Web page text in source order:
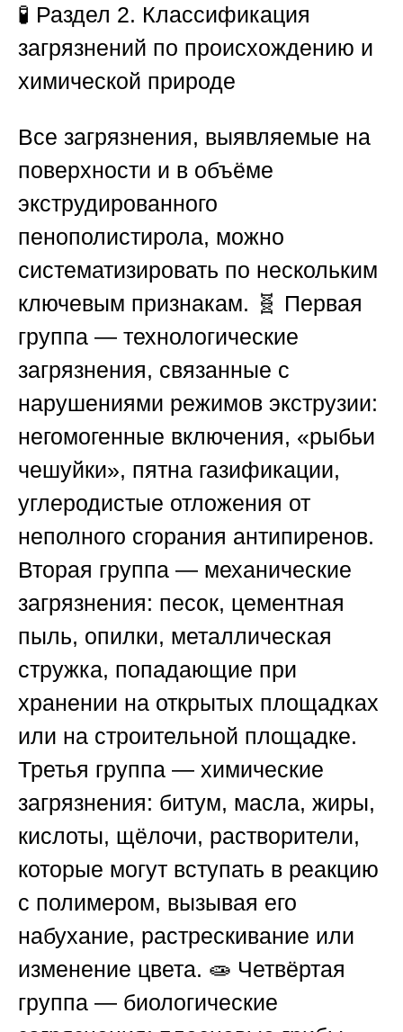
🧪 Раздел 2. Классификация
загрязнений по происхождению и
химической природе
Все загрязнения, выявляемые на
поверхности и в объёме
экструдированного
пенополистирола, можно
систематизировать по нескольким
ключевым признакам. 🧬 Первая
группа — технологические
загрязнения, связанные с
нарушениями режимов экструзии:
негомогенные включения, «рыбьи
чешуйки», пятна газификации,
углеродистые отложения от
неполного сгорания антипиренов.
Вторая группа — механические
загрязнения: песок, цементная
пыль, опилки, металлическая
стружка, попадающие при
хранении на открытых площадках
или на строительной площадке.
Третья группа — химические
загрязнения: битум, масла, жиры,
кислоты, щёлочи, растворители,
которые могут вступать в реакцию
с полимером, вызывая его
набухание, растрескивание или
изменение цвета. 🧫 Четвёртая
группа — биологические